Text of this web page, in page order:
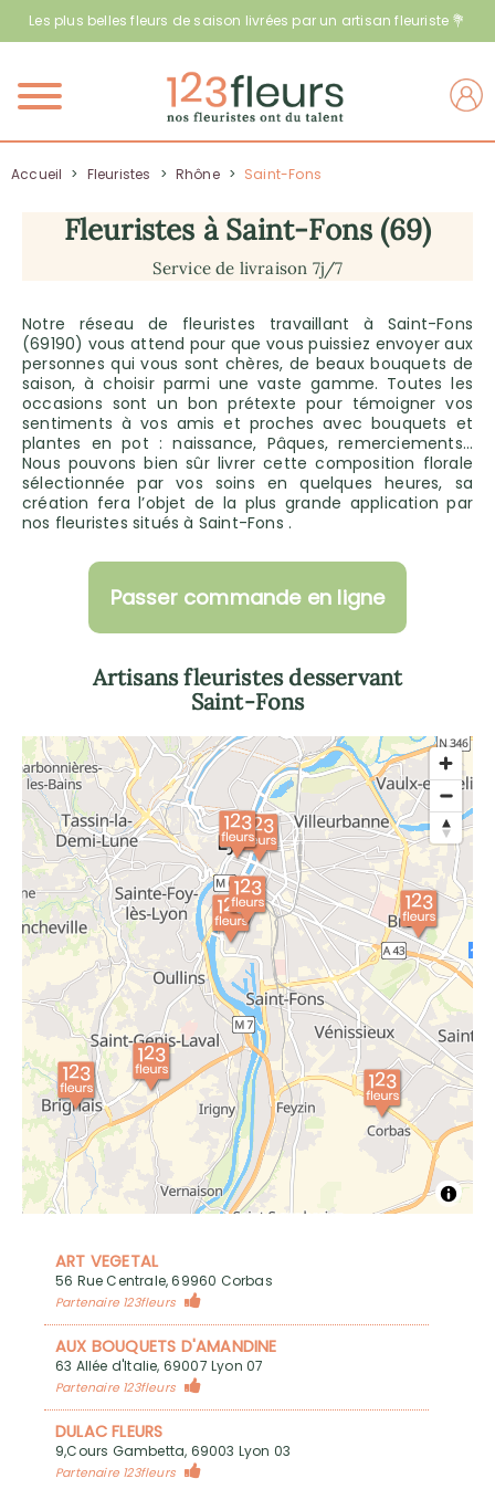
Les plus belles fleurs de saison livrées par un artisan fleuriste 💐
Menu
Accueil > Fleuristes > Rhône > Saint-Fons
Fleuristes à Saint-Fons (69)
Service de livraison 7j/7
Notre réseau de fleuristes travaillant à Saint-Fons
(69190) vous attend pour que vous puissiez envoyer aux
personnes qui vous sont chères, de beaux bouquets de
saison, à choisir parmi une vaste gamme. Toutes les
occasions sont un bon prétexte pour témoigner vos
sentiments à vos amis et proches avec bouquets et
plantes en pot : naissance, Pâques, remerciements…
Nous pouvons bien sûr livrer cette composition florale
sélectionnée par vos soins en quelques heures, sa
création fera l’objet de la plus grande application par
nos fleuristes situés à Saint-Fons .
Passer commande en ligne
Artisans fleuristes desservant
Saint-Fons
ART VEGETAL
56 Rue Centrale, 69960 Corbas
Partenaire 123fleurs
AUX BOUQUETS D'AMANDINE
63 Allée d'Italie, 69007 Lyon 07
Partenaire 123fleurs
DULAC FLEURS
9,Cours Gambetta, 69003 Lyon 03
Partenaire 123fleurs